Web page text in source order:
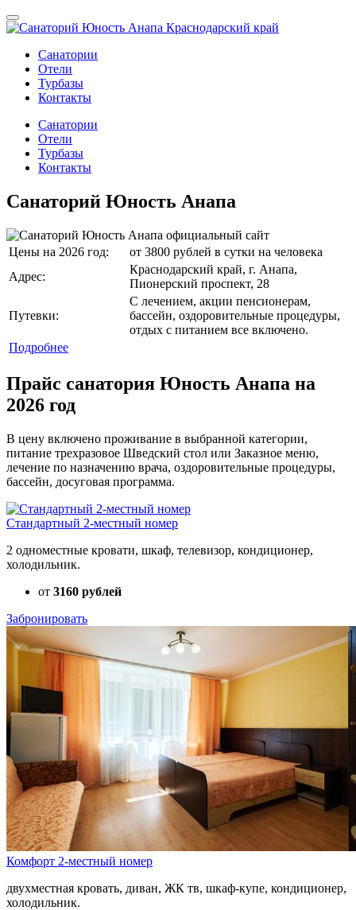
Санатории
Отели
Турбазы
Контакты
Санатории
Отели
Турбазы
Контакты
Санаторий Юность Анапа
Цены на 2026 год:
от 3800 рублей в сутки на человека
Адрес:
Краснодарский край, г. Анапа,
Пионерский проспект, 28
Путевки:
С лечением, акции пенсионерам,
бассейн, оздоровительные процедуры,
отдых с питанием все включено.
Подробнее
Прайс санатория Юность Анапа на
2026 год
В цену включено проживание в выбранной категории,
питание трехразовое Шведский стол или Заказное меню,
лечение по назначению врача, оздоровительные процедуры,
бассейн, досуговая программа.
Стандартный 2-местный номер
2 одноместные кровати, шкаф, телевизор, кондиционер,
холодильник.
от 3160 рублей
Забронировать
Комфорт 2-местный номер
двухместная кровать, диван, ЖК тв, шкаф-купе, кондиционер,
холодильник.